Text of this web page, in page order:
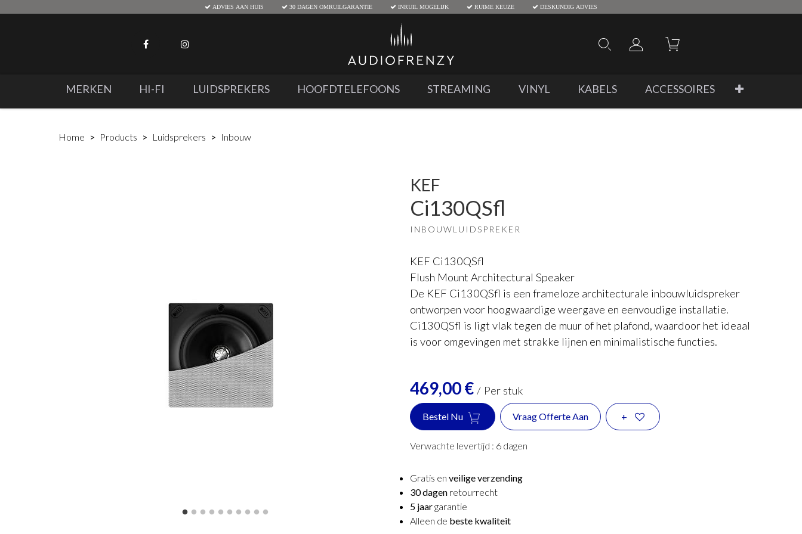
ADVIES AAN HUIS 30 DAGEN OMRUILGARANTIE INRUIL MOGELIJK RUIME KEUZE DESKUNDIG ADVIES
MERKEN HI-FI LUIDSPREKERS HOOFDTELEFOONS STREAMING VINYL KABELS ACCESSOIRES
Home Products Luidsprekers Inbouw
KEF
Ci130QSfl
INBOUWLUIDSPREKER
KEF Ci130QSfl
Flush Mount Architectural Speaker
De KEF Ci130QSfl is een frameloze architecturale inbouwluidspreker
ontworpen voor hoogwaardige weergave en eenvoudige installatie.
Ci130QSfl is ligt vlak tegen de muur of het plafond, waardoor het ideaal
is voor omgevingen met strakke lijnen en minimalistische functies.
469,00€ / Per stuk
Bestel Nu Vraag Offerte Aan +
Verwachte levertijd : 6 dagen
Gratis en veilige verzending
30 dagen retourrecht
5 jaargarantie
Alleen de beste kwaliteit